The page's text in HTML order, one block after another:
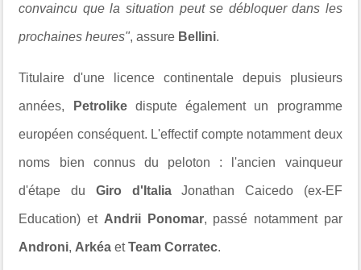
convaincu que la situation peut se débloquer dans les
prochaines heures", assure Bellini.
Titulaire d'une licence continentale depuis plusieurs
années, Petrolike dispute également un programme
européen conséquent. L'effectif compte notamment deux
noms bien connus du peloton : l'ancien vainqueur
d'étape du Giro d'ItaliaJonathan Caicedo (ex-EF
Education) et Andrii Ponomar, passé notamment par
Androni, ArkéaetTeam Corratec.